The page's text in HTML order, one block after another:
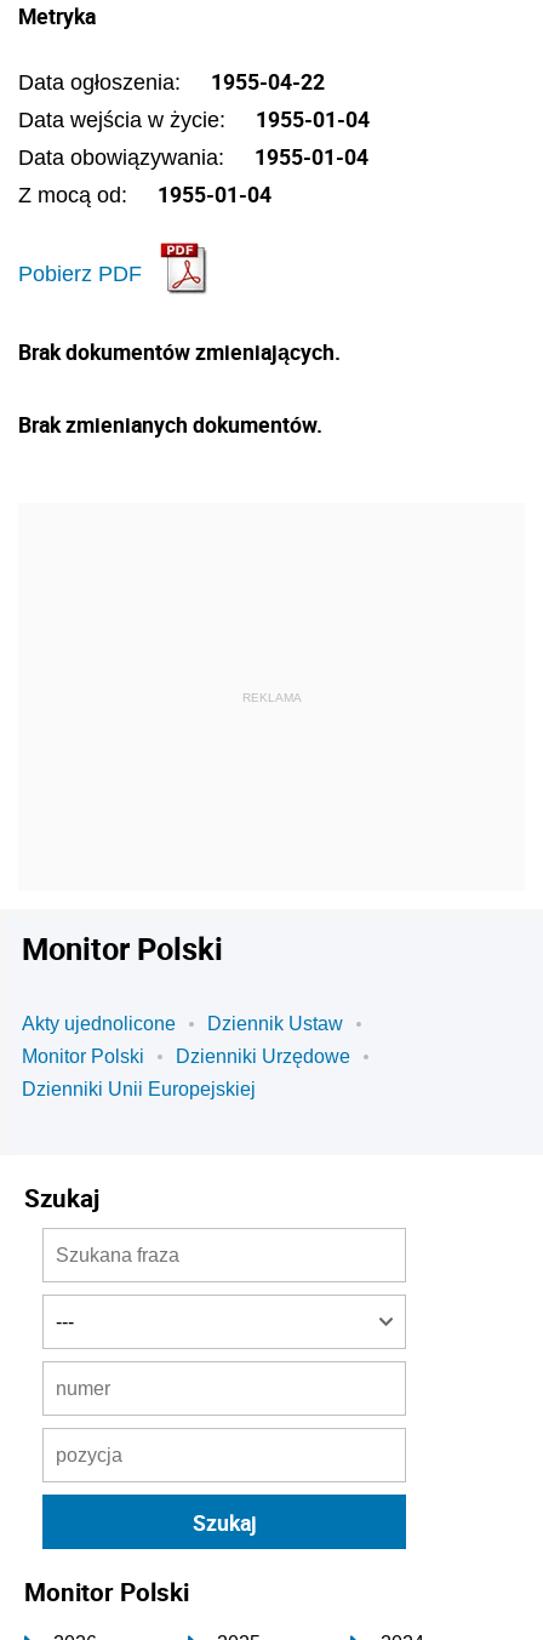
Metryka
Data ogłoszenia: 1955-04-22
Data wejścia w życie: 1955-01-04
Data obowiązywania: 1955-01-04
Z mocą od: 1955-01-04
Pobierz PDF
Brak dokumentów zmieniających.
Brak zmienianych dokumentów.
Monitor Polski
Akty ujednolicone
Dziennik Ustaw
Monitor Polski
Dzienniki Urzędowe
Dzienniki Unii Europejskiej
Szukaj
Monitor Polski